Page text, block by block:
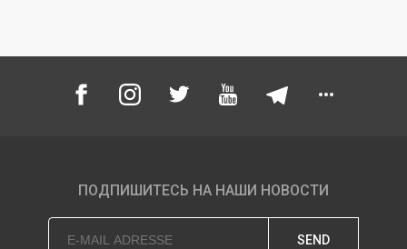
ПОДПИШИТЕСЬ НА НАШИ НОВОСТИ
SEND